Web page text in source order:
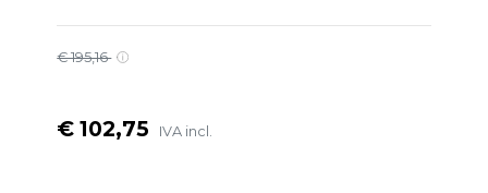
€ 195,16
€ 102,75 IVA incl.